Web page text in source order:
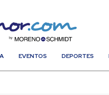
EVENTOS DEPORTES